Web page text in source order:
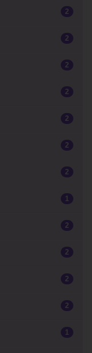
2
2
2
2
2
2
2
1
2
2
2
2
1